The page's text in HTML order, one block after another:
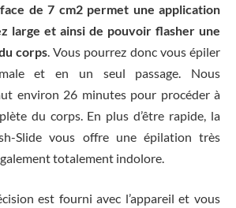
de 7 cm2 permet une application
large et ainsi de pouvoir flasher une
corps. Vous pourrez donc vous épiler
et en un seul passage. Nous
environ 26 minutes pour procéder à
du corps. En plus d’être rapide, la
Slide vous offre une épilation très
totalement indolore.
est fourni avec l’appareil et vous